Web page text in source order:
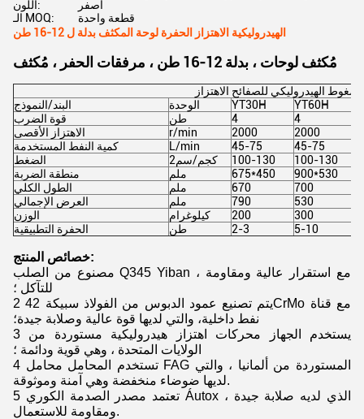
اللون:
أصفر
الـ MOQ:
قطعة واحدة
الهيدروليكية الاهتزاز الحفرة لوحة المكثف بدلة ل 12-16 طن
مُكثف لوحات ، بدلة 12-16 طن ، مرفقات الحفر ، مُكثف
الهيدروليكي للصفائح الاهتزاز
البند/النموذج
الوحدة YT30H YT60H
قوة الضرب
طن 4 4
الاهتزاز الأقصى
r/min 2000 2000
كمية النفط المستخدمة
L/min 45-75 45-75
الضغط
كجم/سم2 100-130 100-130
منطقة الضربة
ملم 675*450 900*530
الطول الكلي
ملم 670 700
العرض الإجمالي
ملم 790 530
الوزن
كيلوغرام 200 300
الحفرة التطبيقية
طن 2-3 5-10
خصائص المنتج:
مصنوع من الصلب Q345 Yiban ، مع استقرار عالية ومقاومة
للتآكل ؛
2 يتم تصنيع عمود الدبوس من الفولاذ سبيكة 42CrMo مع قناة
نفط داخلية، والتي لديها قوة عالية وصلابة جيدة؛
3 يستخدم الجهاز محركات اهتزاز هيدروليكية مستوردة من
الولايات المتحدة ، وهي قوية ودائمة ؛
4 تستخدم المحامل محامل FAG المستوردة من ألمانيا ، والتي
لديها ضوضاء منخفضة وهي آمنة وموثوقة.
5 تعتمد مصدر الصدمة الكوري Áutox ، الذي لديه صلابة جيدة
ومقاومة للاستعمال.